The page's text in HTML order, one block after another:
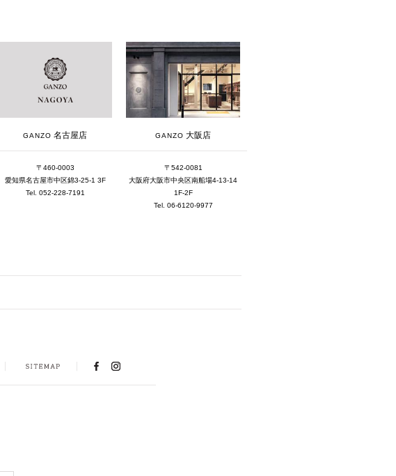
2025年12月 [2]
2025年11月 [6]
2025年10月 [8]
2025年9月 [8]
2025年1月 [1]
GANZO 名古屋店
〒460-0003
愛知県名古屋市中区錦3-25-1 3F
Tel. 052-228-7191
GANZO 大阪店
〒542-0081
大阪府大阪市中央区南船場4-13-14
1F-2F
Tel. 06-6120-9977